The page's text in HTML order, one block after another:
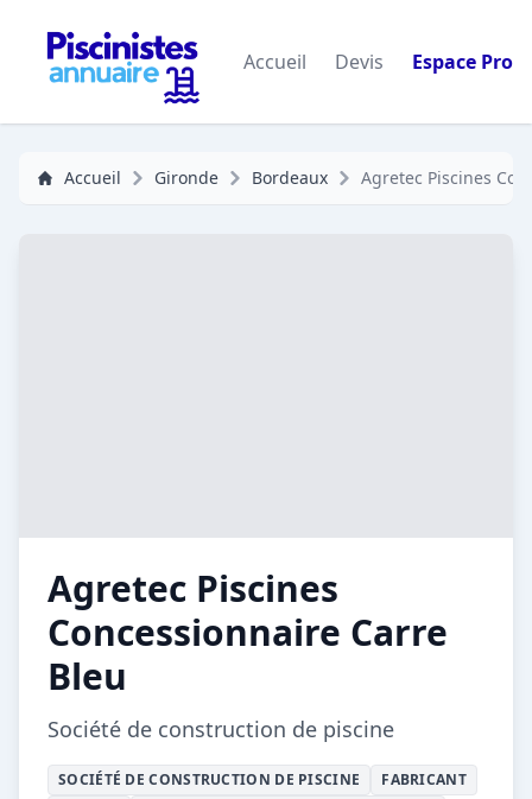
Accueil Devis Espace Pro
Accueil Gironde Bordeaux Agretec Piscines
Agretec Piscines
Concessionnaire Carre
Bleu
Société de construction de piscine
SOCIÉTÉ DE CONSTRUCTION DE PISCINE
FABRICANT